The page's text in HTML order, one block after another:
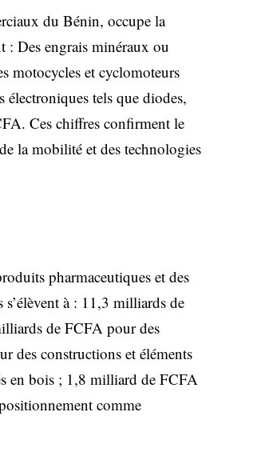
du Bénin, occupe la
: Des engrais minéraux ou
motocycles et cyclomoteurs
tels que diodes,
Ces chiffres confirment le
la mobilité et des technologies
pharmaceutiques et des
à : 11,3 milliards de
de FCFA pour des
des constructions et éléments
en bois ; 1,8 milliard de FCFA
comme